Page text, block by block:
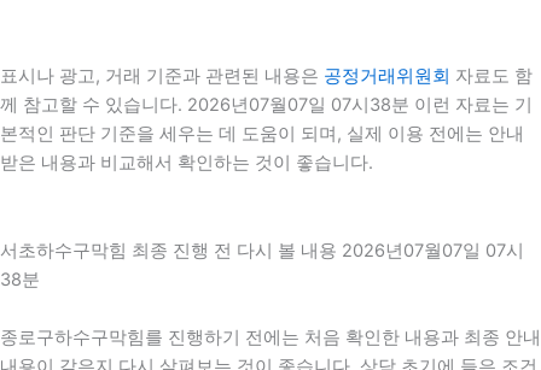
표시나 광고, 거래 기준과 관련된 내용은 공정거래위원회 자료도 함
께 참고할 수 있습니다. 2026년07월07일 07시38분 이런 자료는 기
본적인 판단 기준을 세우는 데 도움이 되며, 실제 이용 전에는 안내
받은 내용과 비교해서 확인하는 것이 좋습니다.
서초하수구막힘 최종 진행 전 다시 볼 내용 2026년07월07일 07시
38분
종로구하수구막힘를 진행하기 전에는 처음 확인한 내용과 최종 안내